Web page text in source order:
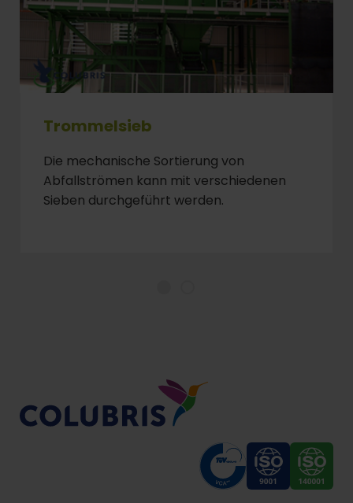
Trommelsieb
Die mechanische Sortierung von
Abfallströmen kann mit verschiedenen
Sieben durchgeführt werden.